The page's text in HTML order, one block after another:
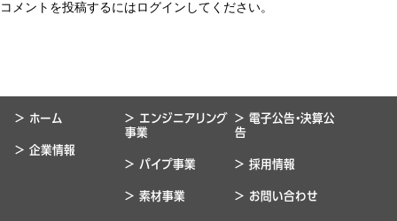
n
コメントを投稿するにはログイン してください。
> ホーム
> 企業情報
> エンジニアリング
事業
> パイプ事業
> 素材事業
> 電子公告・決算公
告
> 採用情報
> お問い合わせ